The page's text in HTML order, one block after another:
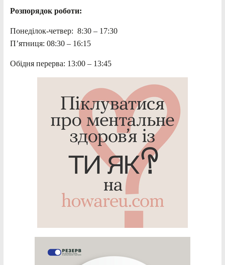
Розпорядок роботи:
Понеділок-четвер: 8:30 – 17:30
П’ятниця: 08:30 – 16:15
Обідня перерва: 13:00 – 13:45